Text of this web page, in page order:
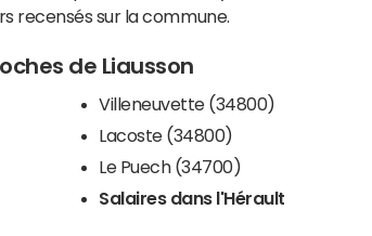
recensés sur la commune.
de Liausson
Villeneuvette (34800)
Lacoste (34800)
Le Puech (34700)
Salaires dans l'Hérault